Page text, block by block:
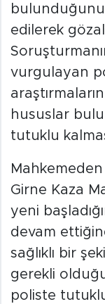
edilerek
vurgulayan
hususlar
tutuklu
Girne Kaza
yeni
devam
sağlıklı bir
gerekli
poliste